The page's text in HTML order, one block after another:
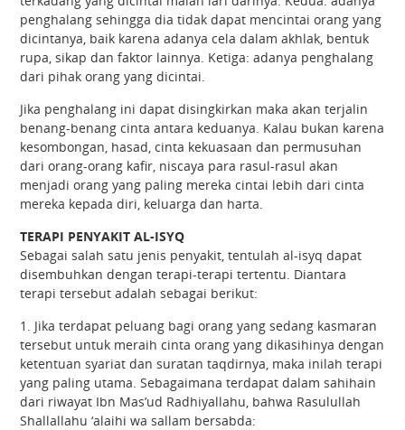
penghalang sehingga dia tidak dapat mencintai orang yang
dicintanya, baik karena adanya cela dalam akhlak, bentuk
rupa, sikap dan faktor lainnya. Ketiga: adanya penghalang
dari pihak orang yang dicintai.
Jika penghalang ini dapat disingkirkan maka akan terjalin
benang-benang cinta antara keduanya. Kalau bukan karena
kesombongan, hasad, cinta kekuasaan dan permusuhan
dari orang-orang kafir, niscaya para rasul-rasul akan
menjadi orang yang paling mereka cintai lebih dari cinta
mereka kepada diri, keluarga dan harta.
TERAPI PENYAKIT AL-ISYQ
Sebagai salah satu jenis penyakit, tentulah al-isyq dapat
disembuhkan dengan terapi-terapi tertentu. Diantara
terapi tersebut adalah sebagai berikut:
1. Jika terdapat peluang bagi orang yang sedang kasmaran
tersebut untuk meraih cinta orang yang dikasihinya dengan
ketentuan syariat dan suratan taqdirnya, maka inilah terapi
yang paling utama. Sebagaimana terdapat dalam sahihain
dari riwayat Ibn Mas’ud Radhiyallahu, bahwa Rasulullah
Shallallahu ‘alaihi wa sallam bersabda: